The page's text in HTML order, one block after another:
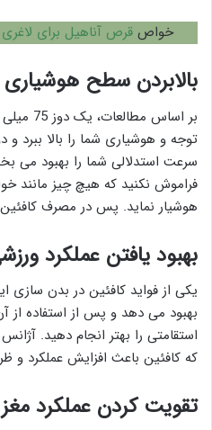
خواص قرص آناهیل برای لاغری
بالابردن سطح هوشیاری
بر اساس
سرعت استدلالی شما را بهبود می
فراموش نکنید که هیچ چیز مانند
هوشیار نماید. پس در مصرف کافئین
بهبود یافتن عملکرد
یکی از فواید کافئین در بدن سازی
بهبود می دهد و پس از استفاده از
استقامتی را بهتر انجام دهید.
که کافئین باعث افزایش عملکرد و
تقویت کردن عملکرد مغز